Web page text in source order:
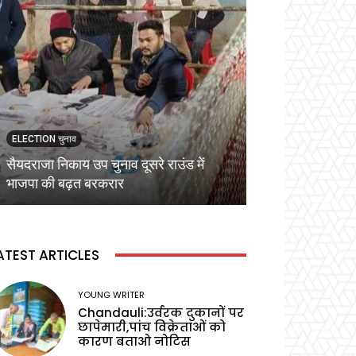
ELECTION चुनाव
सैयदराजा निकाय उप चुनाव दूसरे राउंड में
भाजपा की बढ़त बरकरार
ARTICLES
YOUNG WRITER
Chandauli:उर्वरक दुकानों पर
छापेमारी,पांच विक्रेताओं को
कारण बताओ नोटिस